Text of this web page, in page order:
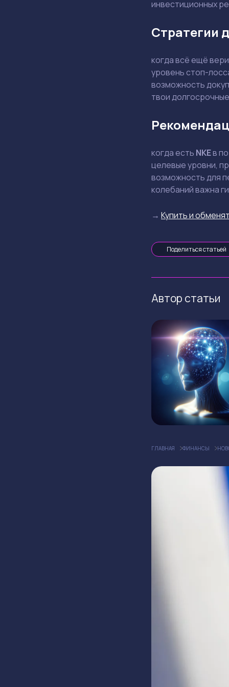
инвестиционных
Стратегии
когда всё ещё
уровень стоп-
возможность
твои
когда есть NKEв
целевые уровни,
возможность для
колебаний важна
→ Купить и
Поделиться статьей
Автор статьи
ГЛАВНАЯ ФИНАНСЫ